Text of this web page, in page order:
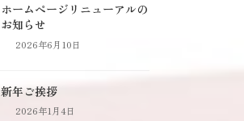
ホームページリニューアルの
お知らせ
2026年6月10日
新年ご挨拶
2026年1月4日